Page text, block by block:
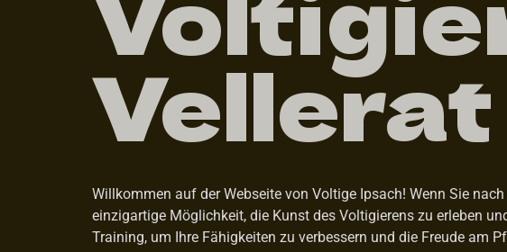
Vellerat
Willkommen auf der Webseite von Voltige Ipsach! Wenn Sie
einzigartige Möglichkeit, die Kunst des Voltigierens zu erleben
Training, um Ihre Fähigkeiten zu verbessern und die Freude am